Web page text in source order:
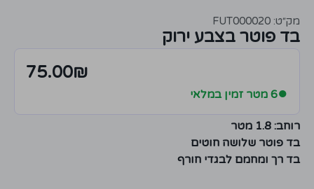
מק״ט: FUT000020
בד פוטר בצבע ירוק
75.00₪
●6 מטר זמין במלאי
רוחב: 1.8 מטר
בד פוטר שלושה חוטים
בד רך ומחמם לבגדי חורף